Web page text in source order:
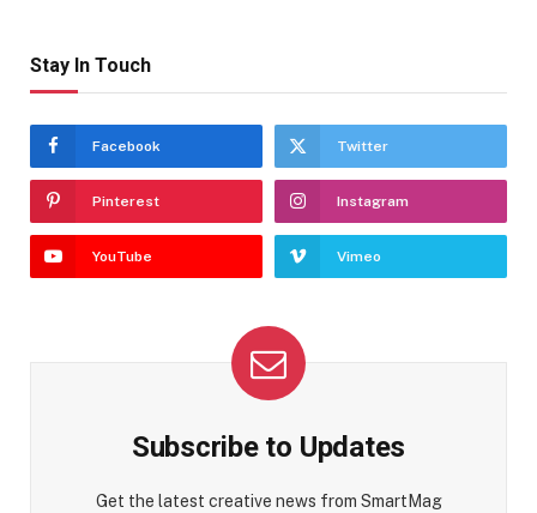
Stay In Touch
Facebook Twitter
Pinterest Instagram
YouTube Vimeo
Subscribe to Updates
Get the latest creative news from SmartMag